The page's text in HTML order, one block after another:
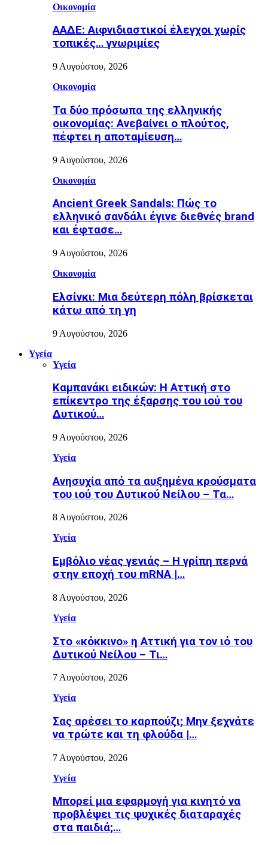
Οικονομία
ΑΑΔΕ: Αιφνιδιαστικοί έλεγχοι χωρίς
τοπικές… γνωριμίες
9 Αυγούστου, 2026
Οικονομία
Τα δύο πρόσωπα της ελληνικής
οικονομίας: Aνεβαίνει ο πλούτος,
πέφτει η αποταμίευση…
9 Αυγούστου, 2026
Οικονομία
Ancient Greek Sandals: Πώς το
ελληνικό σανδάλι έγινε διεθνές brand
και έφτασε…
9 Αυγούστου, 2026
Οικονομία
Ελσίνκι: Mια δεύτερη πόλη βρίσκεται
κάτω από τη γη
9 Αυγούστου, 2026
Υγεία
Υγεία
Καμπανάκι ειδικών: Η Αττική στο
επίκεντρο της έξαρσης του ιού του
Δυτικού…
9 Αυγούστου, 2026
Υγεία
Ανησυχία από τα αυξημένα κρούσματα
του ιού του Δυτικού Νείλου – Τα…
8 Αυγούστου, 2026
Υγεία
Εµβόλιο νέας γενιάς – Η γρίπη περνά
στην εποχή του mRNA |…
8 Αυγούστου, 2026
Υγεία
Στο «κόκκινο» η Αττική για τον ιό του
Δυτικού Νείλου – Τι…
7 Αυγούστου, 2026
Υγεία
Σας αρέσει το καρπούζι; Μην ξεχνάτε
να τρώτε και τη φλούδα |…
7 Αυγούστου, 2026
Υγεία
Μπορεί μια εφαρμογή για κινητό να
προβλέψει τις ψυχικές διαταραχές
στα παιδιά;…